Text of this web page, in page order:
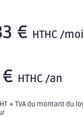
€ HTHC /
HTHC /an
+ TVA du montant du